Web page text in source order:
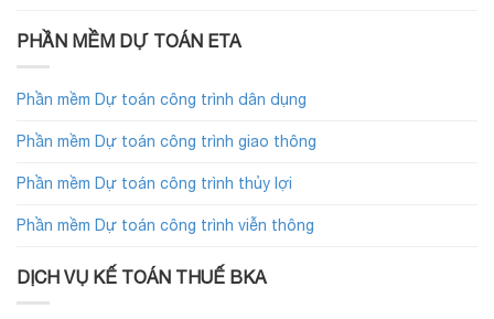
PHẦN MỀM DỰ TOÁN ETA
Phần mềm Dự toán công trình dân dụng
Phần mềm Dự toán công trình giao thông
Phần mềm Dự toán công trình thủy lợi
Phần mềm Dự toán công trình viễn thông
DỊCH VỤ KẾ TOÁN THUẾ BKA